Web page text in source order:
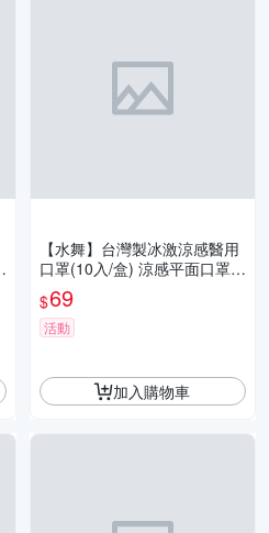
【水舞】台灣製冰激涼感醫用
口罩(10入/盒) 涼感平面口罩
瞬涼體感 水舞生醫
$69
活動
加入購物車